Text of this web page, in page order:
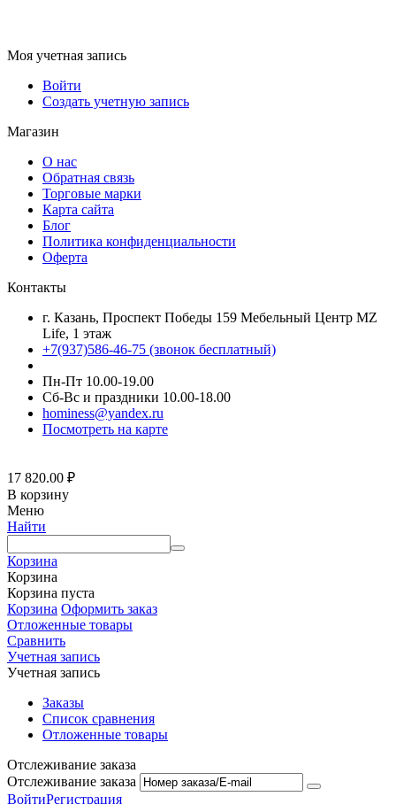
Моя учетная запись
Войти
Создать учетную запись
Магазин
О нас
Обратная связь
Торговые марки
Карта сайта
Блог
Политика конфиденциальности
Оферта
Контакты
г. Казань, Проспект Победы 159 Мебельный Центр MZ
Life, 1 этаж
+7(937)586-46-75 (звонок бесплатный)
Пн-Пт 10.00-19.00
Сб-Вс и праздники 10.00-18.00
hominess@yandex.ru
Посмотреть на карте
17 820.00 ₽
В корзину
Меню
Найти
Корзина
Корзина
Корзина пуста
Корзина Оформить заказ
Отложенные товары
Сравнить
Учетная запись
Учетная запись
Заказы
Список сравнения
Отложенные товары
Отслеживание заказа
Отслеживание заказа
ВойтиРегистрация